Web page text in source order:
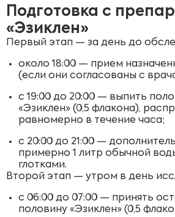
Подготовка с
«Эзиклен»
Первый этап — за день до
около 18:00 — прием
(если они согласованы с
с 19:00 до 20:00 — выпить
«Эзиклен» (0,5 флакона),
равномерно в течение часа;
с 20:00 до 21:00 —
примерно 1 литр обычной
глотками.
Второй этап — утром в день
с 06:00 до 07:00 — принять
половину «Эзиклен» (0,5